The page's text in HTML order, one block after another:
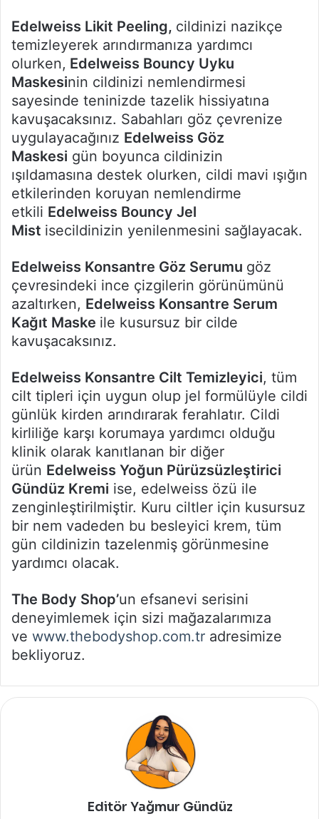
Edelweiss Likit Peeling, cildinizi nazikçe
temizleyerek arındırmanıza yardımcı
olurken, Edelweiss Bouncy Uyku
Maskesinin cildinizi nemlendirmesi
sayesinde teninizde tazelik hissiyatına
kavuşacaksınız. Sabahları göz çevrenize
uygulayacağınız Edelweiss Göz
Maskesi gün boyunca cildinizin
ışıldamasına destek olurken, cildi mavi ışığın
etkilerinden koruyan nemlendirme
etkili Edelweiss Bouncy Jel
Mist isecildinizin yenilenmesini sağlayacak.
Edelweiss Konsantre Göz Serumu göz
çevresindeki ince çizgilerin görünümünü
azaltırken, Edelweiss Konsantre Serum
Kağıt Maske ile kusursuz bir cilde
kavuşacaksınız.
Edelweiss Konsantre Cilt Temizleyici, tüm
cilt tipleri için uygun olup jel formülüyle cildi
günlük kirden arındırarak ferahlatır. Cildi
kirliliğe karşı korumaya yardımcı olduğu
klinik olarak kanıtlanan bir diğer
ürün Edelweiss Yoğun Pürüzsüzleştirici
Gündüz Kremi ise, edelweiss özü ile
zenginleştirilmiştir. Kuru ciltler için kusursuz
bir nem vadeden bu besleyici krem, tüm
gün cildinizin tazelenmiş görünmesine
yardımcı olacak.
The Body Shop’un efsanevi serisini
deneyimlemek için sizi mağazalarımıza
ve www.thebodyshop.com.tr adresimize
bekliyoruz.
Editör Yağmur Gündüz